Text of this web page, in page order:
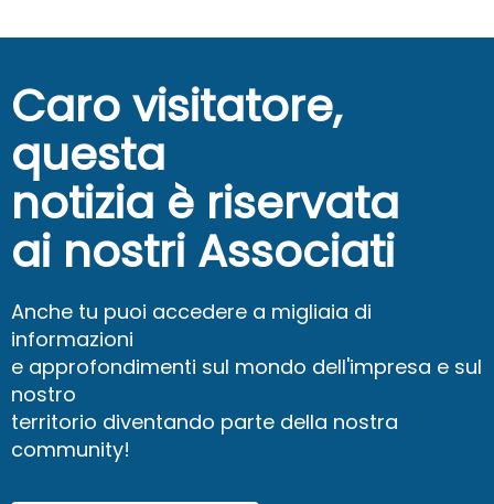
Caro visitatore,
questa
notizia è riservata
ai nostri Associati
Anche tu puoi accedere a migliaia di
informazioni
e approfondimenti sul mondo dell'impresa e sul
nostro
territorio diventando parte della nostra
community!